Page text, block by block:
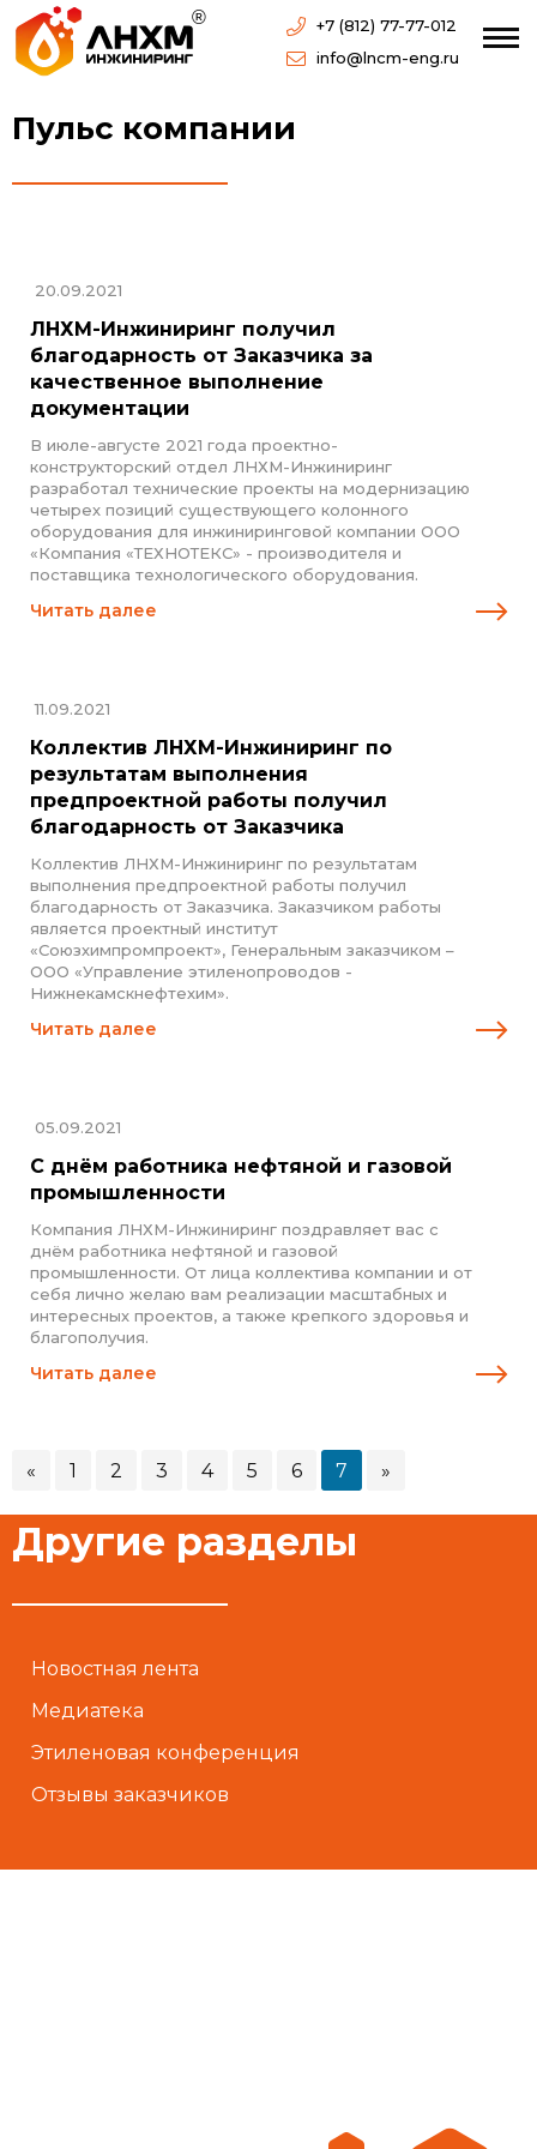
+7 (812) 77-77-012
info@lncm-eng.ru
Пульс компании
20.09.2021
ЛНХМ-Инжиниринг получил
благодарность от Заказчика за
качественное выполнение
документации
В июле-августе 2021 года проектно-
конструкторский отдел ЛНХМ-Инжиниринг
разработал технические проекты на модернизацию
четырех позиций существующего колонного
оборудования для инжиниринговой компании ООО
«Компания «ТЕХНОТЕКС» - производителя и
поставщика технологического оборудования.
Читать далее
11.09.2021
Коллектив ЛНХМ-Инжиниринг по
результатам выполнения
предпроектной работы получил
благодарность от Заказчика
Коллектив ЛНХМ-Инжиниринг по результатам
выполнения предпроектной работы получил
благодарность от Заказчика. Заказчиком работы
является проектный институт
«Союзхимпромпроект», Генеральным заказчиком –
ООО «Управление этиленопроводов -
Нижнекамскнефтехим».
Читать далее
05.09.2021
С днём работника нефтяной и газовой
промышленности
Компания ЛНХМ-Инжиниринг поздравляет вас с
днём работника нефтяной и газовой
промышленности. От лица коллектива компании и от
себя лично желаю вам реализации масштабных и
интересных проектов, а также крепкого здоровья и
благополучия.
Читать далее
« 1 2 3 4 5 6 7 »
Другие разделы
Новостная лента
Медиатека
Этиленовая конференция
Отзывы заказчиков